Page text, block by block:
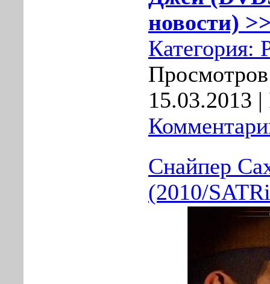
новости)
Категория:
15.03.2013 |
Снайпер
(2010/